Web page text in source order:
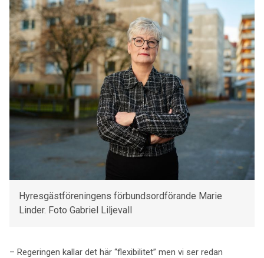
Hyresgästföreningens förbundsordförande Marie
Linder. Foto Gabriel Liljevall
– Regeringen kallar det här “flexibilitet” men vi ser redan